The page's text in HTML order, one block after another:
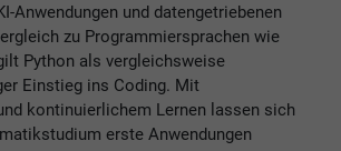
Anwendungen und datengetriebenen
zu Programmiersprachen wie
Python als vergleichsweise
Einstieg ins Coding. Mit
kontinuierlichem Lernen lassen sich
erste Anwendungen